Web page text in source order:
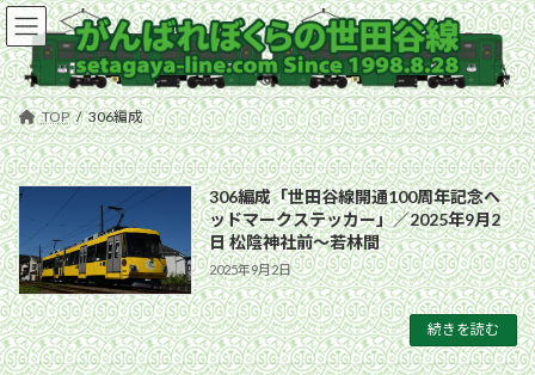
コ
ン
テ
ン
ツ
へ
ス
キ
ッ
プ
ナ
ビ
ゲ
ー
シ
ョ
ン
に
移
動
TOP 306編成
306編成「世田谷線開通100周年記念ヘ
ッドマークステッカー」／2025年9月2
日 松陰神社前〜若林間
2025年9月2日
続きを読む